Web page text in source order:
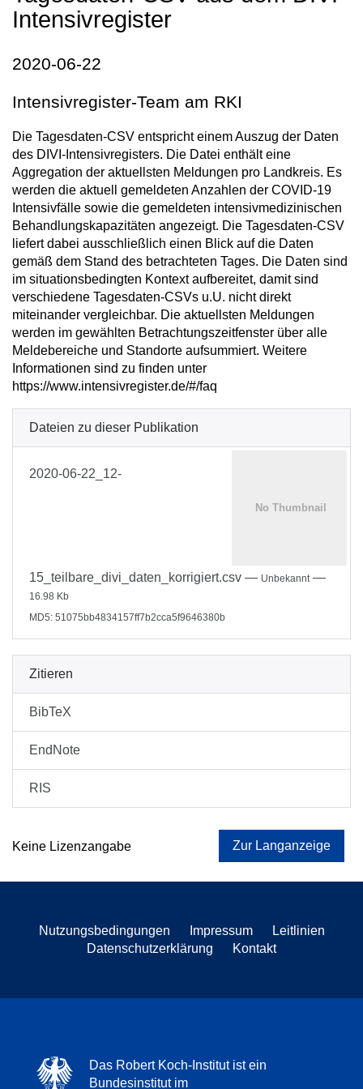
Intensivregister
2020-06-22
Intensivregister-Team am RKI
Die Tagesdaten-CSV entspricht einem Auszug der Daten
des DIVI-Intensivregisters. Die Datei enthält eine
Aggregation der aktuellsten Meldungen pro Landkreis. Es
werden die aktuell gemeldeten Anzahlen der COVID-19
Intensivfälle sowie die gemeldeten intensivmedizinischen
Behandlungskapazitäten angezeigt. Die Tagesdaten-CSV
liefert dabei ausschließlich einen Blick auf die Daten
gemäß dem Stand des betrachteten Tages. Die Daten sind
im situationsbedingten Kontext aufbereitet, damit sind
verschiedene Tagesdaten-CSVs u.U. nicht direkt
miteinander vergleichbar. Die aktuellsten Meldungen
werden im gewählten Betrachtungszeitfenster über alle
Meldebereiche und Standorte aufsummiert. Weitere
Informationen sind zu finden unter
https://www.intensivregister.de/#/faq
Dateien zu dieser Publikation
2020-06-22_12-
15_teilbare_divi_daten_korrigiert.csv — Unbekannt —
16.98 Kb
MD5: 51075bb4834157ff7b2cca5f9646380b
Zitieren
BibTeX
EndNote
RIS
Keine Lizenzangabe Zur Langanzeige
Nutzungsbedingungen Impressum
Leitlinien
Datenschutzerklärung
Kontakt
Das Robert Koch-Institut ist ein
Bundesinstitut im